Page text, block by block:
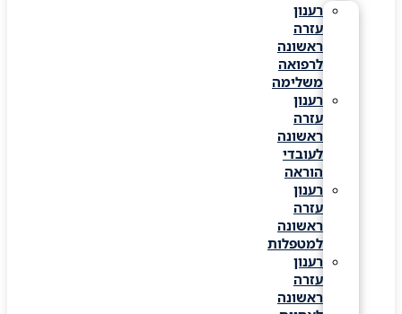
רענון
עזרה
ראשונה
לרפואה
משלימה
רענון
עזרה
ראשונה
לעובדי
הוראה
רענון
עזרה
ראשונה
למטפלות
רענון
עזרה
ראשונה